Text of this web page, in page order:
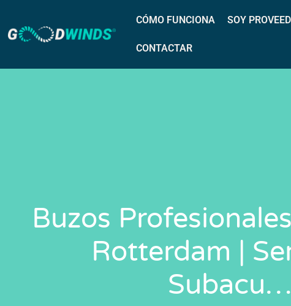
CÓMO FUNCIONA SOY
CONTACTAR
Buzos
Rotterdam |
Subacu…